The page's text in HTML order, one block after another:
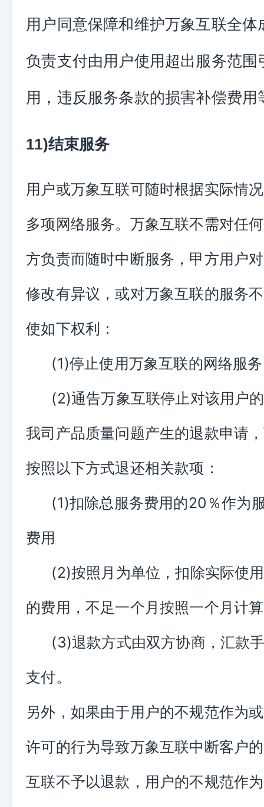
用户同意保障和维护万象互联全体
负责支付由用户使用超出服务范围
用，违反服务条款的损害补偿费用
11)结束服务
用户或万象互联可随时根据实际情
多项网络服务。万象互联不需对任
方负责而随时中断服务，甲方用户
修改有异议，或对万象互联的服务
使如下权利：
(1)停止使用万象互联的网络服
(2)通告万象互联停止对该用户
我司产品质量问题产生的退款申请
按照以下方式退还相关款项：
(1)扣除总服务费用的20％作为
费用
(2)按照月为单位，扣除实际使
的费用，不足一个月按照一个月计
(3)退款方式由双方协商，汇款
支付。
另外，如果由于用户的不规范作为
许可的行为导致万象互联中断客户
互联不予以退款，用户的不规范作